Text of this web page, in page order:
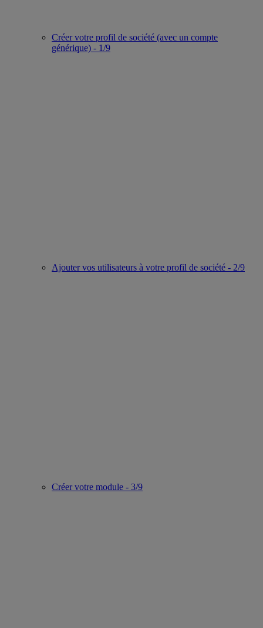
Créer votre profil de société (avec un compte
générique) - 1/9
Ajouter vos utilisateurs à votre profil de société - 2/9
Créer votre module - 3/9